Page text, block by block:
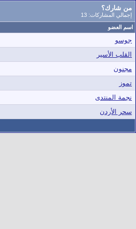
من شارك؟
إجمالي المشاركات: 13
اسم العضو
جوسو
القلب الأسير
مجنون
تموز
نجمة المنتدى
سحر الأردن